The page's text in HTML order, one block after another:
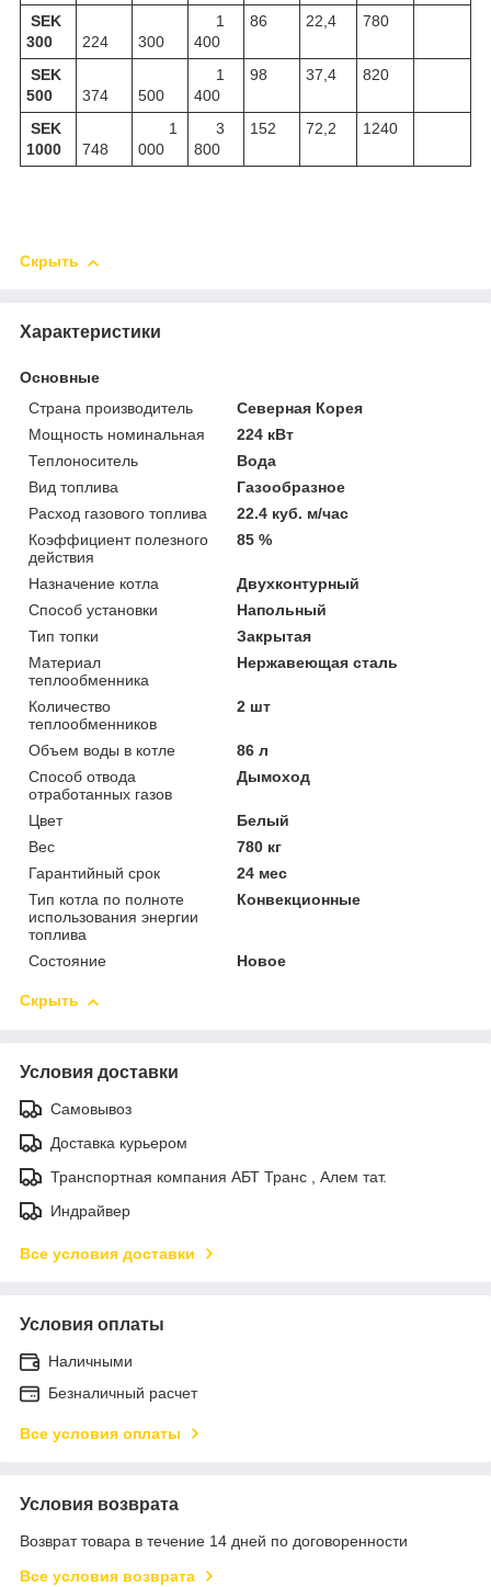
SEK
300
224 300
1
400
86 22,4 780
SEK
500
374 500
1
400
98 37,4 820
SEK
1000
748
1
000
3
800
152 72,2 1240
Скрыть
Характеристики
Основные
Страна производитель
Северная Корея
Мощность номинальная
224 кВт
Теплоноситель
Вода
Вид топлива
Газообразное
Расход газового топлива
22.4 куб. м/час
Коэффициент полезного
действия
85 %
Назначение котла
Двухконтурный
Способ установки
Напольный
Тип топки
Закрытая
Материал
теплообменника
Нержавеющая сталь
Количество
теплообменников
2 шт
Объем воды в котле
86 л
Способ отвода
отработанных газов
Дымоход
Цвет
Белый
Вес
780 кг
Гарантийный срок
24 мес
Тип котла по полноте
использования энергии
топлива
Конвекционные
Состояние Новое
Скрыть
Условия доставки
Самовывоз
Доставка курьером
Транспортная компания АБТ Транс , Алем тат.
Индрайвер
Все условия доставки
Условия оплаты
Наличными
Безналичный расчет
Все условия оплаты
Условия возврата
Возврат товара в течение 14 дней по договоренности
Все условия возврата